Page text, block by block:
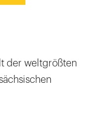
der weltgrößten